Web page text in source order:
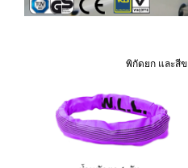
พิกัดยก และสี